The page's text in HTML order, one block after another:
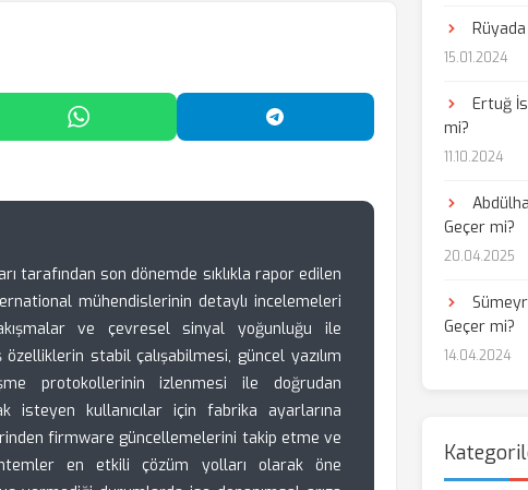
WhatsApp'ta Paylaş Telegram'da Paylaş
tarafından son dönemde sıklıkla rapor edilen
mühendislerinin detaylı incelemeleri
ve çevresel sinyal yoğunluğu ile
stabil çalışabilmesi, güncel yazılım
protokollerinin izlenmesi ile doğrudan
isteyen kullanıcılar için fabrika ayarlarına
firmware güncellemelerini takip etme ve
en etkili çözüm yolları olarak öne
15.01.2024
Ertuğ
mi?
11.10.2024
Geçer mi?
20.04.2025
Geçer mi?
14.04.2024